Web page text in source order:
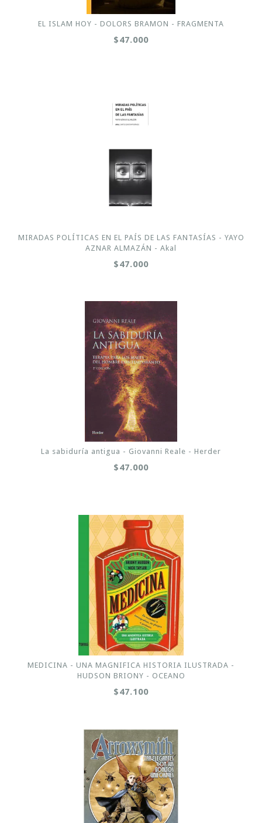
EL ISLAM HOY - DOLORS BRAMON - FRAGMENTA
$47.000
MIRADAS POLÍTICAS EN EL PAÍS DE LAS FANTASÍAS - YAYO
AZNAR ALMAZÁN - Akal
$47.000
La sabiduría antigua - Giovanni Reale - Herder
$47.000
MEDICINA - UNA MAGNIFICA HISTORIA ILUSTRADA -
HUDSON BRIONY - OCEANO
$47.100